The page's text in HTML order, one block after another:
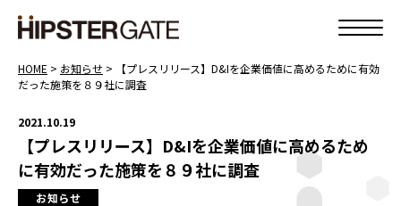
HOME > お知らせ >
【プレスリリース】D&Iを企業価値に高めるために有効
だった施策を８９社に調査
2021.10.19
【プレスリリース】D&Iを企業価値に高めるため
に有効だった施策を８９社に調査
お知らせ